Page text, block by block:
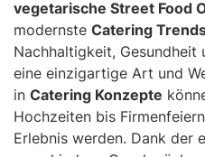
vegetarische Street Food
modernste Catering
Nachhaltigkeit,
eine einzigartige Art und
in Catering Konzepte
Hochzeiten bis
Erlebnis werden. Dank der